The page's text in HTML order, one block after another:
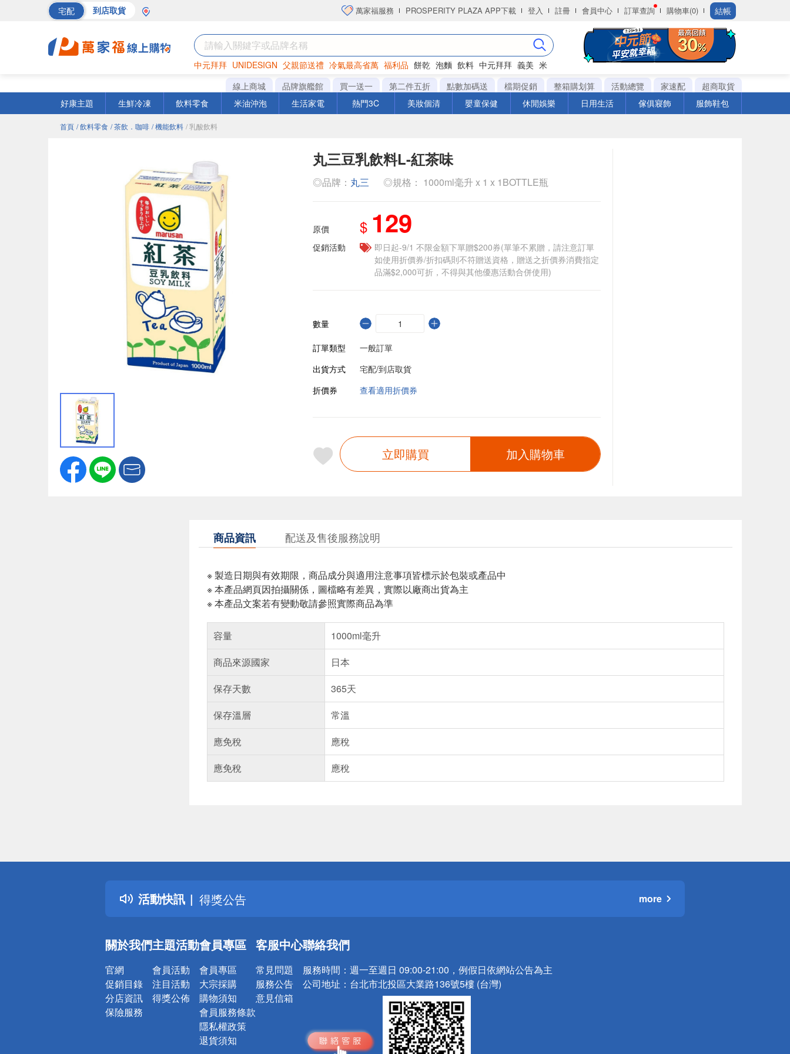
宅配 到店取貨 萬家福服務 PROSPERITY PLAZA APP下載 登入 註冊 會員中心 訂單查詢 購物車(0) 結帳
中元拜拜 UNIDESIGN 父親節送禮 冷氣最高省萬 福利品 餅乾 泡麵 飲料 中元拜拜 義美 米
巧克力 罐頭 衛生紙
線上商城 品牌旗艦館 買一送一 第二件五折 點數加碼送 檔期促銷 整箱購划算 活動總覽 家速配
超商取貨
好康主題
生鮮冷凍 飲料零食 米油沖泡 生活家電 熱門3C 美妝個清 嬰童保健 休閒娛樂 日用生活 傢俱寢飾 服飾鞋包
首頁 / 飲料零食 / 茶飲．咖啡 / 機能飲料 / 乳酸飲料
丸三豆乳飲料L-紅茶味
◎品牌： 丸三 ◎規格： 1000ml毫升 x 1 x 1BOTTLE瓶
原價 $ 129
促銷活動
即日起-9/1 不限金額下單贈$200券(單筆不累贈，請注意訂單
如使用折價券/折扣碼則不符贈送資格，贈送之折價券消費指定
品滿$2,000可折，不得與其他優惠活動合併使用)
數量
訂單類型
一般訂單
出貨方式
宅配/到店取貨
折價券
查看適用折價券
立即購買 加入購物車
商品資訊 配送及售後服務說明
※ 製造日期與有效期限，商品成分與適用注意事項皆標示於包裝或產品中
※ 本產品網頁因拍攝關係，圖檔略有差異，實際以廠商出貨為主
※ 本產品文案若有變動敬請參照實際商品為準
容量
1000ml毫升
商品來源國家
日本
保存天數
365天
保存溫層
常溫
應免稅
應稅
應免稅
應稅
活動快訊
詐騙網頁！請小心！
得獎公告
熱門話題
銀行優惠
詐騙網頁！請小心！
more
關於我們
官網
促銷目錄
分店資訊
保險服務
主題活動
會員活動
注目活動
得獎公佈
會員專區
會員專區
大宗採購
購物須知
會員服務條款
隱私權政策
退貨須知
客服中心
常見問題
服務公告
意見信箱
聯絡我們
服務時間： 週一至週日 09:00-21:00，例假日依網站公告為主
公司地址： 台北市北投區大業路136號5樓 (台灣)